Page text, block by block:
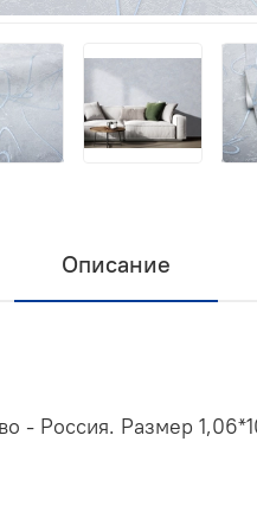
Описание
- Россия. Размер